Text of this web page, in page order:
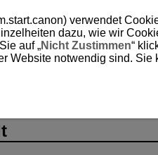
verwendet
dazu, wie wir
auf „Nicht Zustimmen“
Website notwendig sind.